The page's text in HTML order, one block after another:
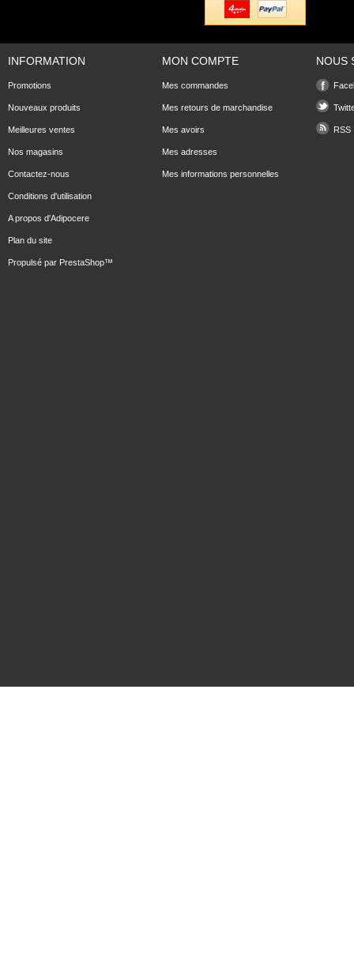
INFORMATION
Promotions
Nouveaux produits
Meilleures ventes
Nos magasins
Contactez-nous
Conditions d'utilisation
A propos d'Adipocere
Plan du site
Propulsé par PrestaShop™
MON COMPTE
Mes commandes
Mes retours de marchandise
Mes avoirs
Mes adresses
Mes informations personnelles
NOUS
RSS